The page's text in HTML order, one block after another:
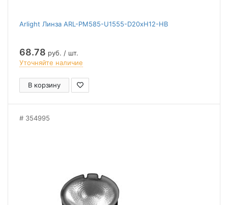
Arlight Линза ARL-PM585-U1555-D20xH12-HB
68.78 руб. / шт.
Уточняйте наличие
В корзину
354995